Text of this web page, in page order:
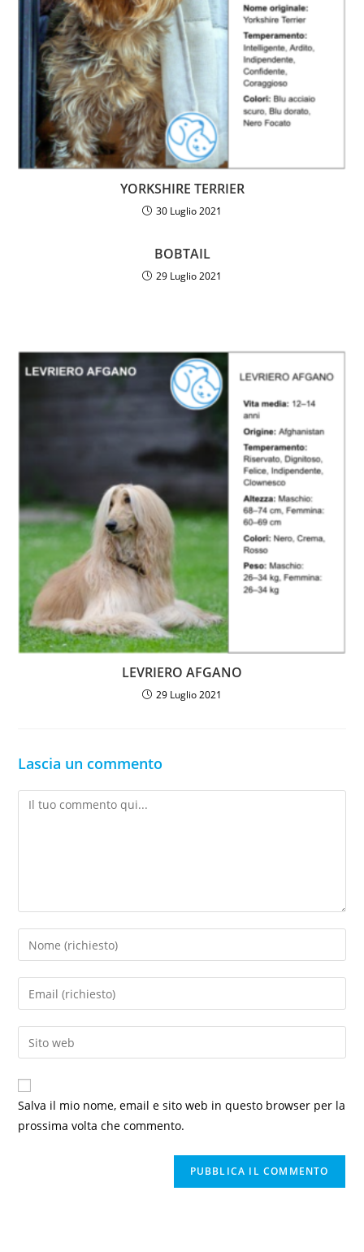
YORKSHIRE TERRIER
30 Luglio 2021
BOBTAIL
29 Luglio 2021
LEVRIERO AFGANO
29 Luglio 2021
Lascia un commento
Salva il mio nome, email e sito web in questo browser per la
prossima volta che commento.